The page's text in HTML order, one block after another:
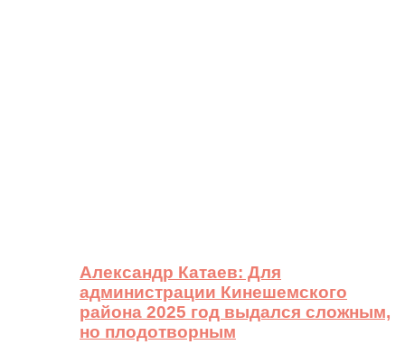
Александр Катаев: Для
администрации Кинешемского
района 2025 год выдался сложным,
но плодотворным